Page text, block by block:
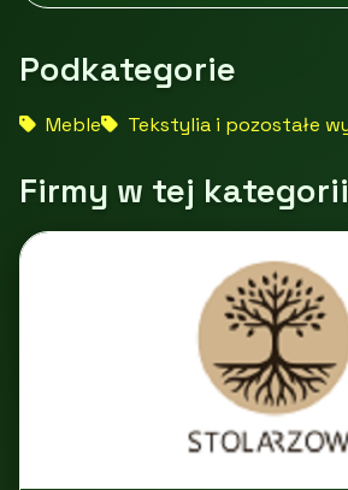
Podkategorie
Meble Tekstylia i pozostałe
Firmy w tej kategorii